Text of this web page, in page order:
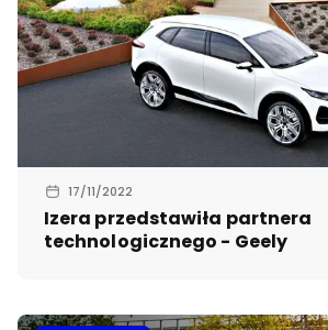
17/11/2022
Izera przedstawiła partnera
technologicznego - Geely